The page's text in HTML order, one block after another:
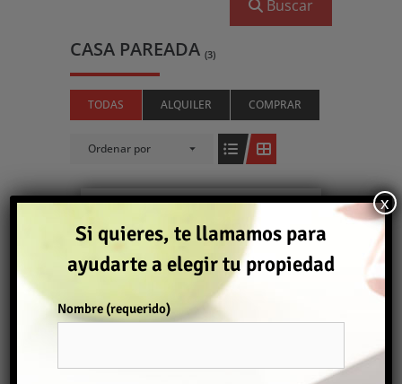
Buscar
CASA PAREADA (3)
TODAS ALQUILER COMPRAR
Ordenar por
239.000€
Si quieres, te llamamos para
ayudarte a elegir tu propiedad
Nombre (requerido)
x